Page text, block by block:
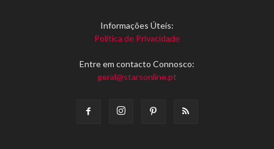
Informações Úteis:
Política de Privacidade
Entre em contacto Connosco:
geral@starsonline.pt